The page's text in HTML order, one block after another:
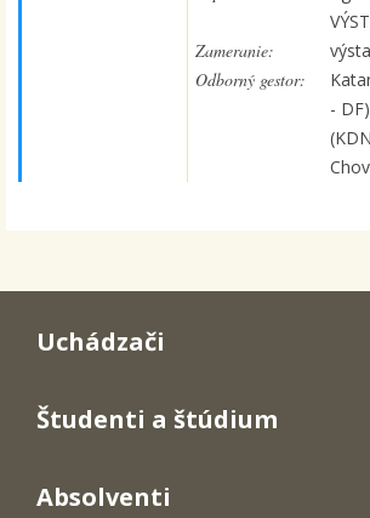
Zameranie:
Odborný gestor:
-
Uchádzači
Študenti a štúdium
Absolventi